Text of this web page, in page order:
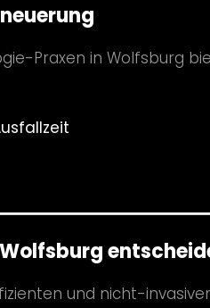
Praxen in Wolfsburg
und nicht-